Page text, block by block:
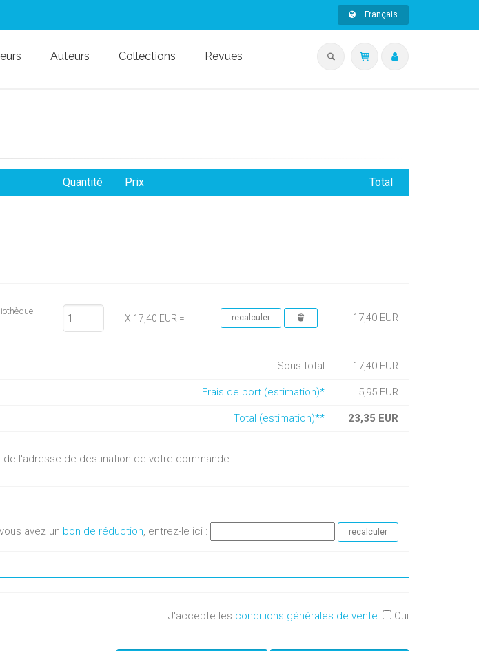
Français
Auteurs Collections Revues
Quantité Prix Total
X 17,40 EUR = 17,40 EUR
Sous-total 17,40 EUR
Frais de port (estimation)* 5,95 EUR
Total (estimation)** 23,35 EUR
l'adresse de destination de votre commande.
avez un bon de réduction, entrez-le ici :
J'accepte les conditions générales de vente: Oui